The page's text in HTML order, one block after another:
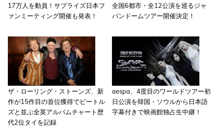
17万人を動員！サプライズ日本フ
ァンミーティング開催も発表！
全国6都市・全12公演を巡るジャ
パンドームツアー開催決定！
ザ・ローリング・ストーンズ、新
作が15作目の首位獲得でビートル
ズと並ぶ全英アルバムチャート歴
代2位タイを記録
aespa、4度目のワールドツアー初
日公演を韓国・ソウルから日本語
字幕付きで映画館独占生中継！